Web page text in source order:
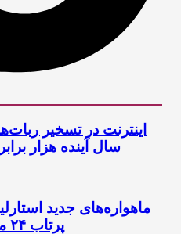
سال آینده هزار
ماهواره‌های جدید
پرتاب ۲۴ ماهواره با یک موشک